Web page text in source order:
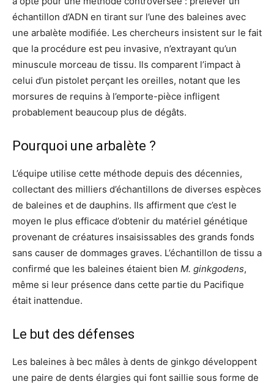
échantillon d’ADN en tirant sur l’une des baleines avec
une arbalète modifiée. Les chercheurs insistent sur le fait
que la procédure est peu invasive, n’extrayant qu’un
minuscule morceau de tissu. Ils comparent l’impact à
celui d’un pistolet perçant les oreilles, notant que les
morsures de requins à l’emporte-pièce infligent
probablement beaucoup plus de dégâts.
Pourquoi une arbalète ?
L’équipe utilise cette méthode depuis des décennies,
collectant des milliers d’échantillons de diverses espèces
de baleines et de dauphins. Ils affirment que c’est le
moyen le plus efficace d’obtenir du matériel génétique
provenant de créatures insaisissables des grands fonds
sans causer de dommages graves. L’échantillon de tissu a
confirmé que les baleines étaient bien M. ginkgodens,
même si leur présence dans cette partie du Pacifique
était inattendue.
Le but des défenses
Les baleines à bec mâles à dents de ginkgo développent
une paire de dents élargies qui font saillie sous forme de